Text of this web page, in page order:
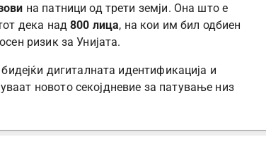
на патници од трети земји. Она што е
дека над800 лица, на кои им бил одбиен
ризик за Унијата.
дигиталната идентификација и
новото секојдневие за патување низ